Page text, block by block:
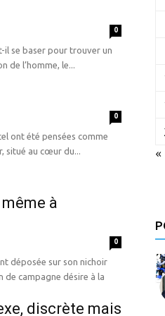
0
il se baser pour trouver un
l’homme, le...
0
ont été pensées comme
situé au cœur du...
à
0
de campagne désire à la
discrète mais
«